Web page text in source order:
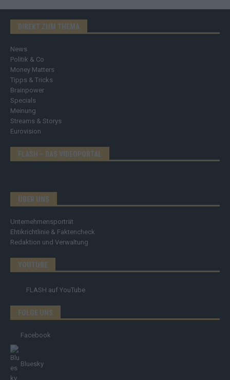
DIREKT ZUM THEMA
News
Politik & Co
Money Matters
Tipps & Tricks
Brainpower
Specials
Meinung
Streams & Storys
Eurovision
FLASH – DAS VIDEOPORTAL
ÜBER UNS
Unternehmensporträt
Ehtikrichtlinie & Faktencheck
Redaktion und Verwaltung
YOUTUBE
FLASH auf YouTube
FOLGE UNS
Facebook
Bluesky